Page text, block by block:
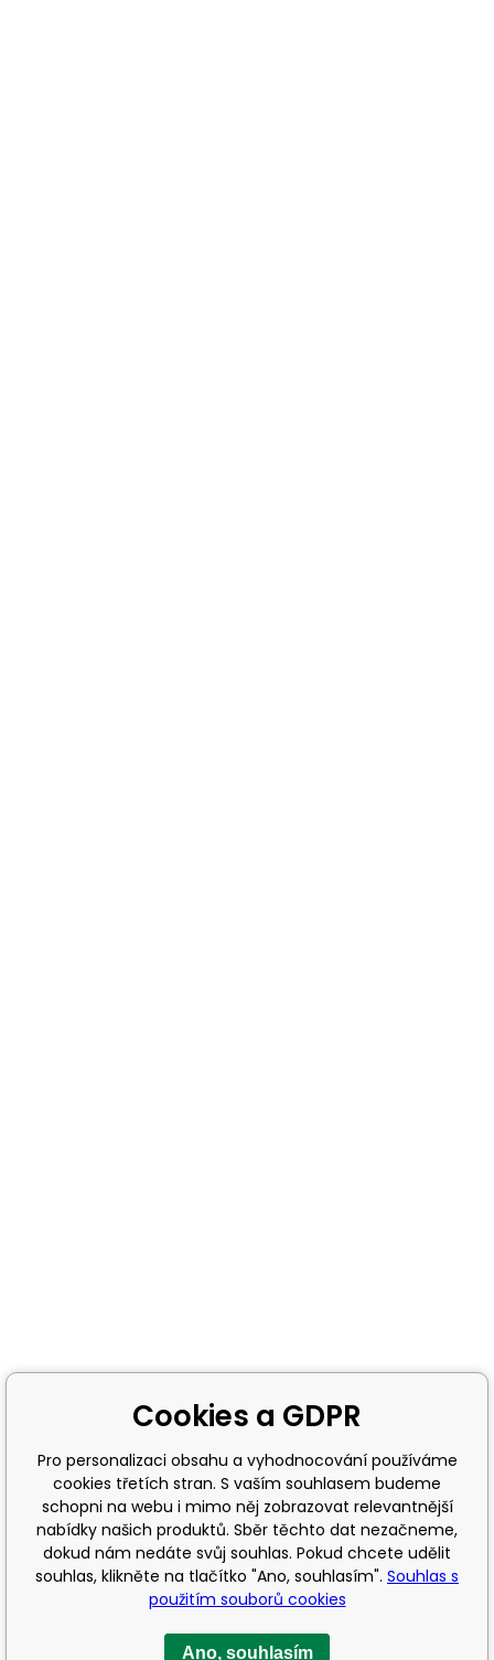
Cookies a GDPR
Pro personalizaci obsahu a vyhodnocování používáme
cookies třetích stran. S vaším souhlasem budeme
schopni na webu i mimo něj zobrazovat relevantnější
nabídky našich produktů. Sběr těchto dat nezačneme,
dokud nám nedáte svůj souhlas. Pokud chcete udělit
souhlas, klikněte na tlačítko "Ano, souhlasím". Souhlas s
použitím souborů cookies
Ano, souhlasím